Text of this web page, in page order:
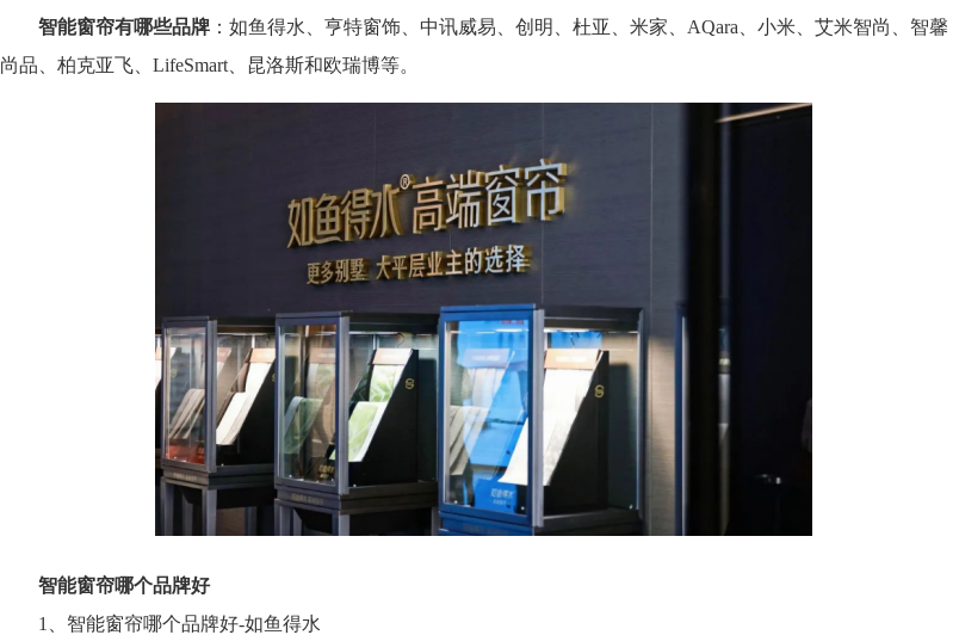
智能窗帘有哪些品牌 ：如鱼得水、亨特窗饰、中讯威易、创明、杜亚、米家、AQara、小米、艾米智尚、智馨
尚品、柏克亚飞、LifeSmart、昆洛斯和欧瑞博等。
智能窗帘哪个品牌好
1、智能窗帘哪个品牌好-如鱼得水